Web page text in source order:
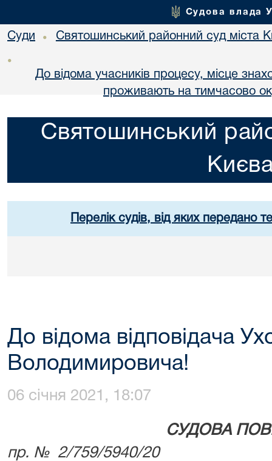
Судова влада
Суди • Святошинський районний суд міста
•
До відома учасників процесу, місце
проживають на тимчасово
Святошинський
Перелік судів, від яких передано
До відома відповідача
Володимировича!
06 січня 2021, 18:07
СУДОВА
пр. № 2/759/5940/20